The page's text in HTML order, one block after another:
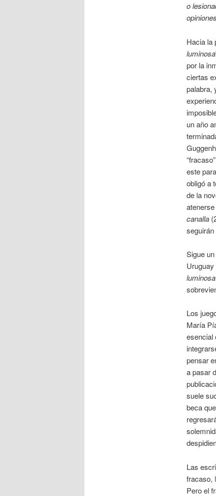
o
Hacia la
luminosa
por la
ciertas
palabra,
un año
este
obligó a
de la
canalla
seguirán
Sigue
luminosa
Los
María
esencial
pensar
a pasar
suele
beca
Las
fracaso,
Pero el